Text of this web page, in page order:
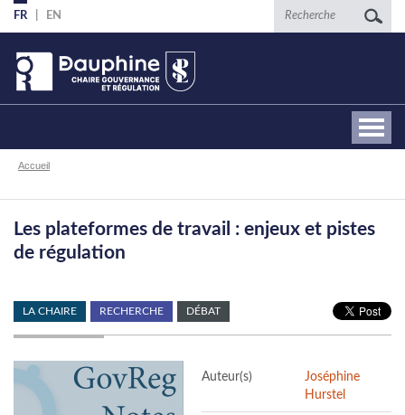
Aller
au
contenu
principal
FR EN Recherche
Fil
Accueil
Les plateformes de travail : enjeux et pistes
de régulation
LA CHAIRE RECHERCHE DÉBAT
Auteur(s)
Joséphine
Hurstel